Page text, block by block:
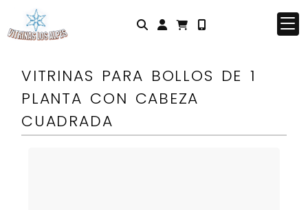
Identifícate
VITRINAS PARA BOLLOS DE 1
PLANTA CON CABEZA
CUADRADA